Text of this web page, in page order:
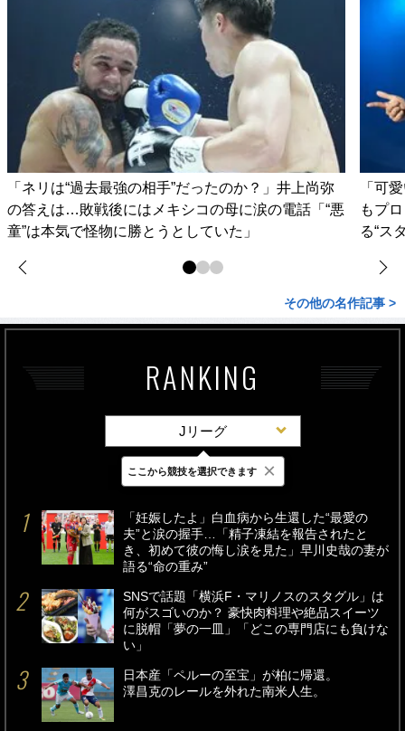
「ネリは“過去最強の相手”だったのか？」井上尚弥
の答えは…敗戦後にはメキシコの母に涙の電話「“悪
童”は本気で怪物に勝とうとしていた」
「可
もプ
る“ス
その他の名作記事 >
RANKING
Jリーグ
最新 24時間 週間
「妊娠したよ」白血病から生還した“最愛の
夫”と涙の握手…「精子凍結を報告されたと
き、初めて彼の悔し涙を見た」早川史哉の妻が
語る“命の重み”
SNSで話題「横浜F・マリノスのスタグル」は
何がスゴいのか？ 豪快肉料理や絶品スイーツ
に脱帽「夢の一皿」「どこの専門店にも負けな
い」
日本産「ペルーの至宝」が柏に帰還。
澤昌克のレールを外れた南米人生。
ここから競技を選択できます ×